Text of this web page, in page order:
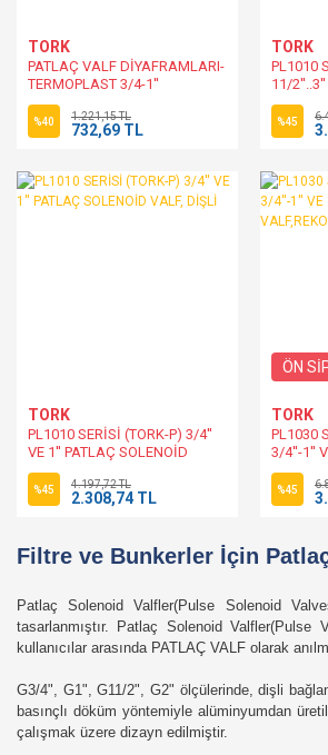
TORK
PATLAÇ VALF DİYAFRAMLARI-
TERMOPLAST 3/4-1''
%40 1.221,15 TL
732,69 TL
TORK
PL1010
11/2''..3''
VALF
%45
TORK
PL1010 SERİSİ (TORK-P) 3/4''
VE 1'' PATLAÇ SOLENOİD
VALF, DİŞLİ
%45 4.197,72 TL
2.308,74 TL
ÖN
TORK
PL1030
3/4''-1''
%45
Filtre ve Bunkerler İçin
Patlaç Solenoid Valfler(Pulse Solenoid
tasarlanmıştır. Patlaç Solenoid Valfler(Pulse
kullanıcılar arasında PATLAÇ VALF olarak
G3/4", G1", G11/2", G2" ölçülerinde, dişli
basınçlı döküm yöntemiyle alüminyumdan
çalışmak üzere dizayn edilmiştir.